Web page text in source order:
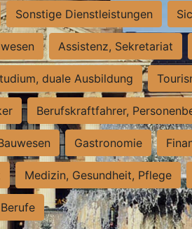
Sonstige Dienstleistungen
Assistenz, Sekretariat
duale Ausbildung
Berufskraftfahrer,
Gastronomie
Medizin, Gesundheit, Pflege